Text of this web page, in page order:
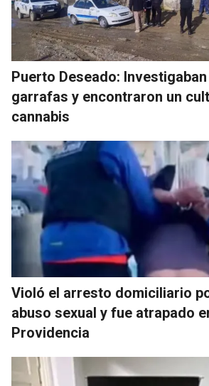
Puerto Deseado:
garrafas y encontraron un
cannabis
Violó el arresto domiciliario
abuso sexual y fue atrapado
Providencia